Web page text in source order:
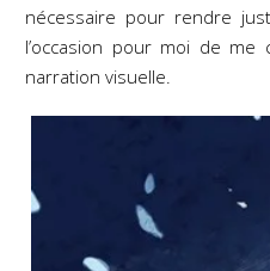
nécessaire pour rendre
l’occasion pour moi de
narration visuelle.